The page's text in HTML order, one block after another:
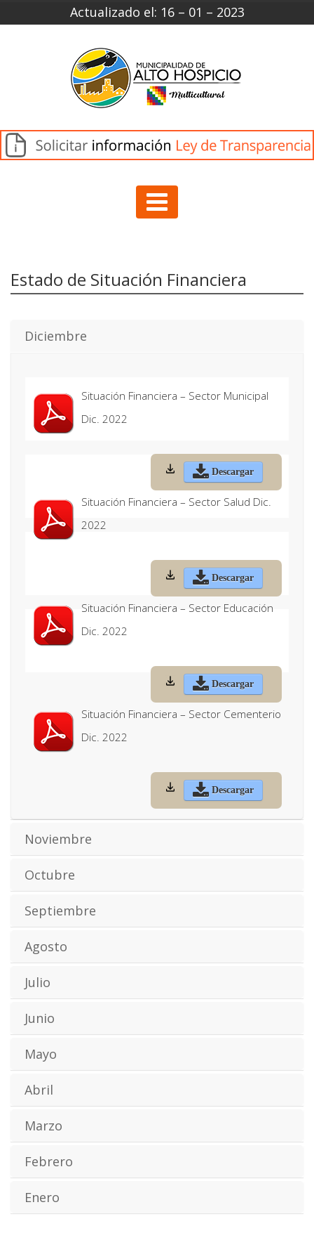
Actualizado el: 16 – 01 – 2023
Estado de Situación Financiera
Diciembre
Situación Financiera – Sector Municipal
Dic. 2022
Descargar
Situación Financiera – Sector Salud Dic.
2022
Descargar
Situación Financiera – Sector Educación
Dic. 2022
Descargar
Situación Financiera – Sector Cementerio
Dic. 2022
Descargar
Noviembre
Octubre
Septiembre
Agosto
Julio
Junio
Mayo
Abril
Marzo
Febrero
Enero